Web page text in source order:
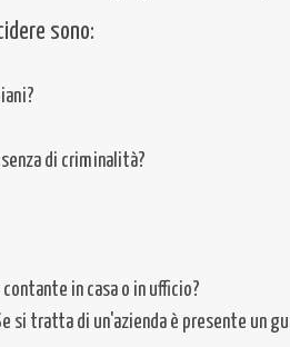
sono:
di criminalità?
in casa o in ufficio?
si tratta di un'azienda è presente un